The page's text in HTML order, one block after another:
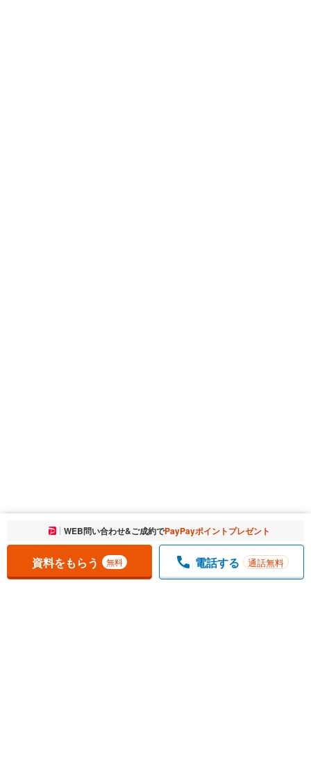
お気に入りに追加しました。 一覧を開く
WEB問い合わせ&ご成約でPayPayポイントプレゼント
資料をもらう 無料 電話する 通話無料